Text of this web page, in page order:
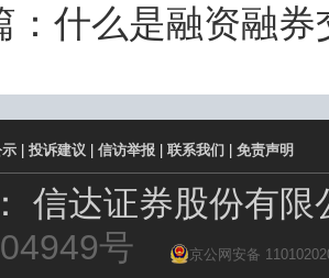
什么是融资融券
示 投诉建议 信访举报 联系我们 免责声明
信达证券股份有
号
京公网安备